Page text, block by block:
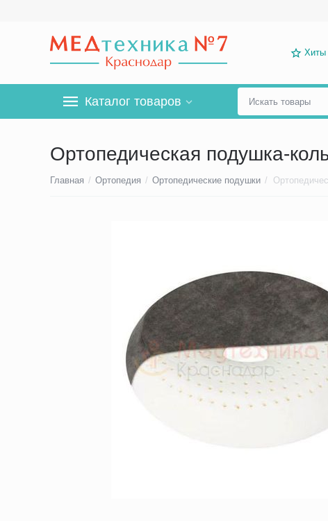
Хиты
Каталог товаров
Ортопедическая подушка-
Главная / Ортопедия / Ортопедические подушки /